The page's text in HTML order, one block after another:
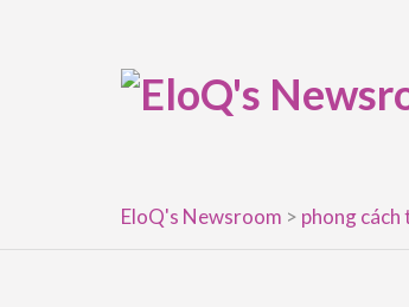
EloQ's Newsroom > phong cách